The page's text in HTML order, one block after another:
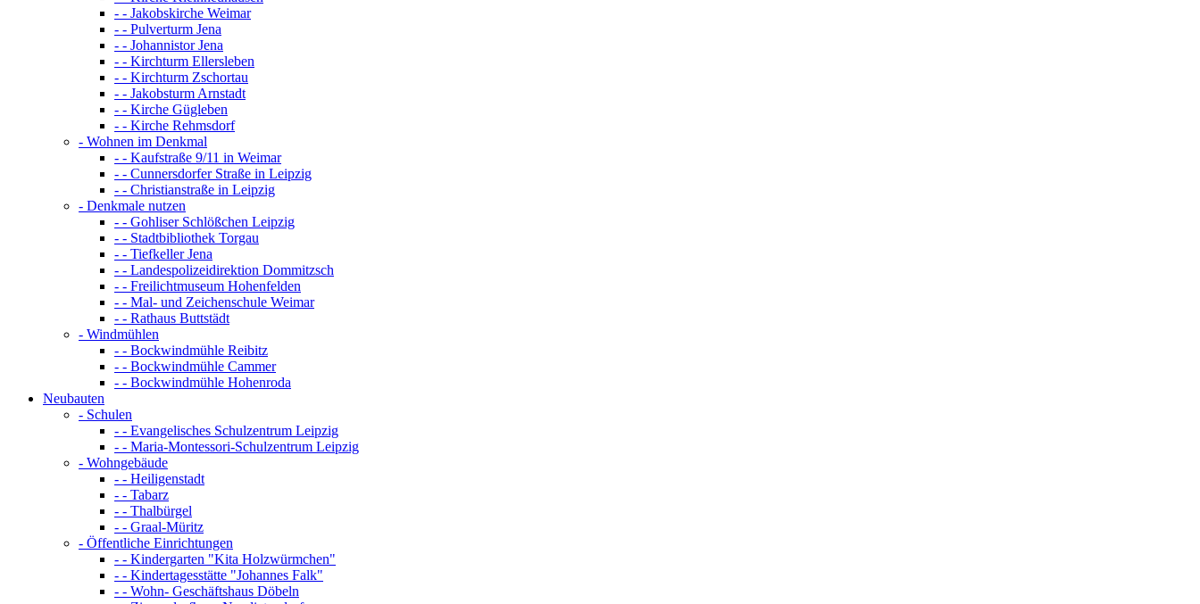
- - Jakobskirche Weimar
- - Pulverturm Jena
- - Johannistor Jena
- - Kirchturm Ellersleben
- - Kirchturm Zschortau
- - Jakobsturm Arnstadt
- - Kirche Gügleben
- - Kirche Rehmsdorf
- Wohnen im Denkmal
- - Kaufstraße 9/11 in Weimar
- - Cunnersdorfer Straße in Leipzig
- - Christianstraße in Leipzig
- Denkmale nutzen
- - Gohliser Schlößchen Leipzig
- - Stadtbibliothek Torgau
- - Tiefkeller Jena
- - Landespolizeidirektion Dommitzsch
- - Freilichtmuseum Hohenfelden
- - Mal- und Zeichenschule Weimar
- - Rathaus Buttstädt
- Windmühlen
- - Bockwindmühle Reibitz
- - Bockwindmühle Cammer
- - Bockwindmühle Hohenroda
Neubauten
- Schulen
- - Evangelisches Schulzentrum Leipzig
- - Maria-Montessori-Schulzentrum Leipzig
- Wohngebäude
- - Heiligenstadt
- - Tabarz
- - Thalbürgel
- - Graal-Müritz
- Öffentliche Einrichtungen
- - Kindergarten "Kita Holzwürmchen"
- - Kindertagesstätte "Johannes Falk"
- - Wohn- Geschäftshaus Döbeln